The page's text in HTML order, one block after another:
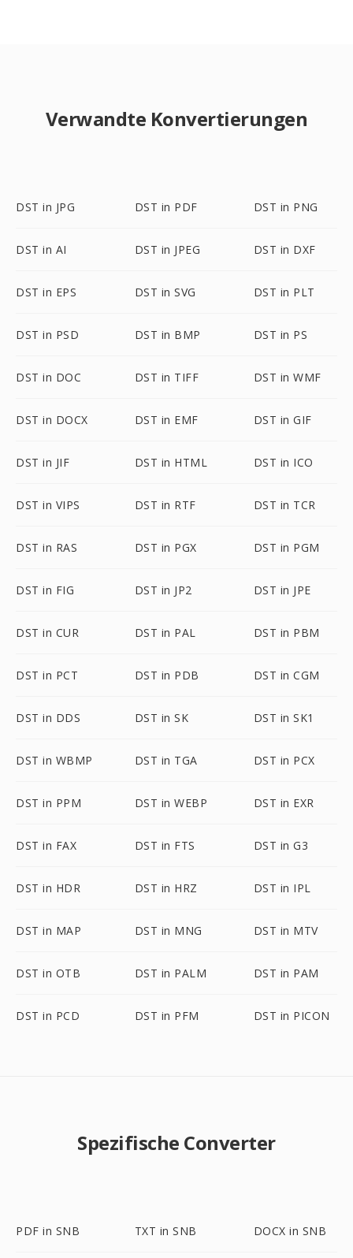
Verwandte Konvertierungen
DST in JPG DST in PDF DST in PNG
DST in AI DST in JPEG DST in DXF
DST in EPS DST in SVG DST in PLT
DST in PSD DST in BMP DST in PS
DST in DOC DST in TIFF DST in WMF
DST in DOCX DST in EMF DST in GIF
DST in JIF DST in HTML DST in ICO
DST in VIPS DST in RTF DST in TCR
DST in RAS DST in PGX DST in PGM
DST in FIG DST in JP2 DST in JPE
DST in CUR DST in PAL DST in PBM
DST in PCT DST in PDB DST in CGM
DST in DDS DST in SK DST in SK1
DST in WBMP DST in TGA DST in PCX
DST in PPM DST in WEBP DST in EXR
DST in FAX DST in FTS DST in G3
DST in HDR DST in HRZ DST in IPL
DST in MAP DST in MNG DST in MTV
DST in OTB DST in PALM DST in PAM
DST in PCD DST in PFM DST in PICON
Spezifische Converter
PDF in SNB TXT in SNB DOCX in SNB